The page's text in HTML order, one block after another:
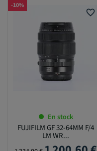
favorite_border
En stock
FUJIFILM GF 32-64MM F/4
LM WR...
-10%